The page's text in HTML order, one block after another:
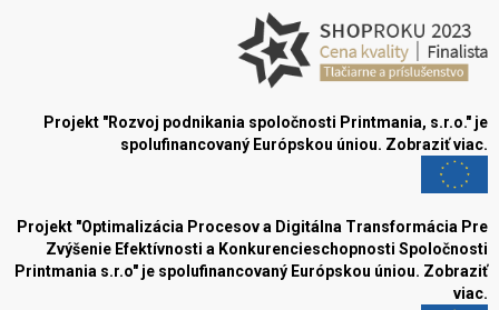
Projekt "Rozvoj podnikania spoločnosti Printmania, s.r.o." je
spolufinancovaný Európskou úniou. Zobraziť viac.
Projekt "Optimalizácia Procesov a Digitálna Transformácia Pre
Zvýšenie Efektívnosti a Konkurencieschopnosti Spoločnosti
Printmania s.r.o" je spolufinancovaný Európskou úniou. Zobraziť
viac.